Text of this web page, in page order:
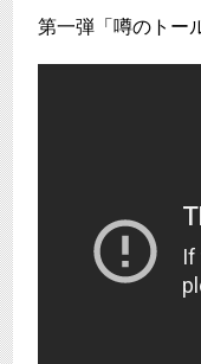
第一弾「噂のト